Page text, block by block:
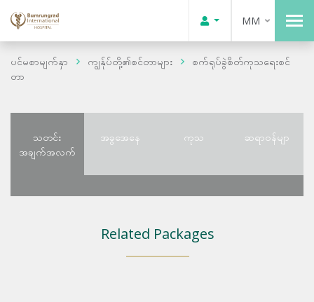
MM
ပင်မစာမျက်နှာ ကျွန်ုပ်တို့၏စင်တာများ
စက်ရုပ်ခွဲစိတ်ကုသရေးစင်
တာ
သတင်း
အချက်အလက်
အခွအေနေ ကုသ ဆရာဝန်မျာ
Related Packages